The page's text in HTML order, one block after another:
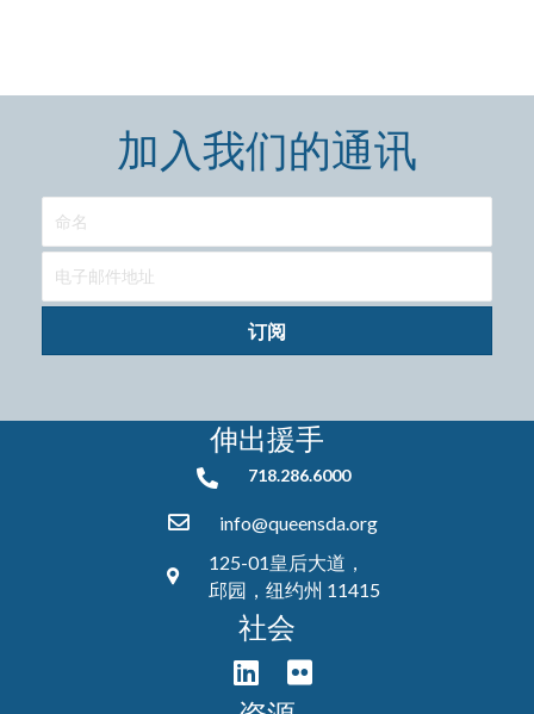
加入我们的通讯
订阅
伸出援手
718.286.6000718.286.6000
info@queensda.org
125-01皇后大道，
邱园，纽约州 11415
社会